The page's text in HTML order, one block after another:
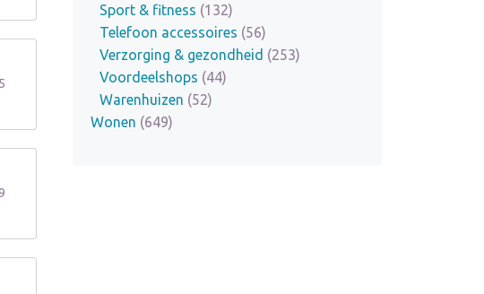
Sport & fitness (132)
Telefoon accessoires (56)
Verzorging & gezondheid (253)
Voordeelshops (44)
Warenhuizen (52)
Wonen (649)